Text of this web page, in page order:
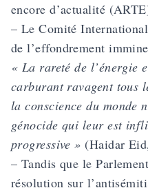
encore d’actualité
– Le Comité
de l’effondrement
« La rareté de l’énergie
carburant ravagent tous
la conscience du monde
génocide qui leur est
progressive » (Haidar
– Tandis que le
résolution sur